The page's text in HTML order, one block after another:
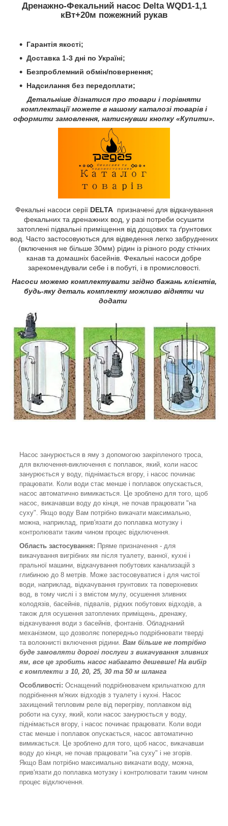
Дренажно-Фекальний насос Delta WQD1-1,1
кВт+20м пожежний рукав
Гарантія якості;
Доставка 1-3 дні по Україні;
Безпроблемний обмін/повернення;
Надсилання без передоплати;
Детальніше дізнатися про товари і порівняти
комплектації можете в нашому каталозі товарів і
оформити замовлення, натиснувши кнопку «Купити».
Фекальні насоси серії DELTA призначені для відкачування
фекальних та дренажних вод, у разі потреби осушити
затоплені підвальні приміщення від дощових та ґрунтових
вод. Часто застосовуються для відведення легко забруднених
(включення не більше 30мм) рідин із різного роду стічних
канав та домашніх басейнів. Фекальні насоси добре
зарекомендували себе і в побуті, і в промисловості.
Насоси можемо комплектувати згідно бажань клієнтів,
будь-яку деталь комплекту можливо відняти чи
додати
Насос занурюється в яму з допомогою закріпленого троса,
для включення-виключення є поплавок, який, коли насос
занурюється у воду, піднімається вгору, і насос починає
працювати. Коли води стає менше і поплавок опускається,
насос автоматично вимикається. Це зроблено для того, щоб
насос, викачавши воду до кінця, не почав працювати "на
суху". Якщо воду Вам потрібно викачати максимально,
можна, наприклад, прив'язати до поплавка мотузку і
контролювати таким чином процес відключення.
Область застосування: Пряме призначення - для
викачування вигрібних ям після туалету, ванної, кухні і
пральної машини, відкачування побутових канализацій з
глибиною до 8 метрів. Може застосовуватися і для чистої
води, наприклад, відкачування грунтових та поверхневих
вод, в тому числі і з вмістом мулу, осушення зливних
колодязів, басейнів, підвалів, рідких побутових відходів, а
також для осушення затоплених приміщень, дренажу,
відкачування води з басейнів, фонтанів. Обладнаний
механізмом, що дозволяє попередньо подрібнювати тверді
та волокнисті включення рідини. Вам більше не потрібно
буде замовляти дорогі послуги з викачування зливних
ям, все це зробить насос набагато дешевше! На вибір
є комплекти з 10, 20, 25, 30 та 50 м шланга
Особливості: Оснащений подрібнювачем крильчаткою для
подрібнення м'яких відходів з туалету і кухні. Насос
захищений тепловим реле від перегріву, поплавком від
роботи на суху, який, коли насос занурюється у воду,
піднімається вгору, і насос починає працювати. Коли води
стає менше і поплавок опускається, насос автоматично
вимикається. Це зроблено для того, щоб насос, викачавши
воду до кінця, не почав працювати "на суху" і не згорів.
Якщо Вам потрібно максимально викачати воду, можна,
прив'язати до поплавка мотузку і контролювати таким чином
процес відключення.